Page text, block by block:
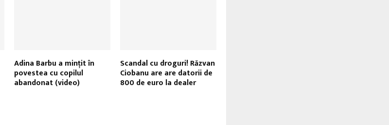
Adina Barbu a minţit în
povestea cu copilul
abandonat (video)
Scandal cu droguri! Răzvan
Ciobanu are are datorii de
800 de euro la dealer